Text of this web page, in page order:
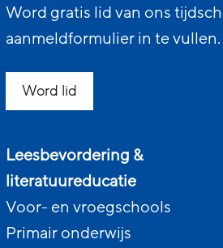
Word gratis lid van ons
aanmeldformulier in te vullen.
Word lid
Leesbevordering &
literatuureducatie
Voor- en vroegschools
Primair onderwijs